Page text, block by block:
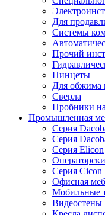
Для
Системы
Прочий
Пинцеты
Для обжима
Сверла
Пробники
Промышленная
Серия
Серия
Серия Elicon
Серия Cicon
Офисная
Мобильные
Видеостены